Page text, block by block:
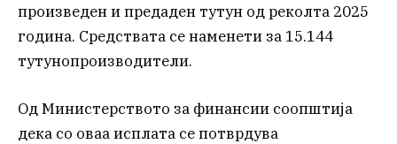
произведен и предаден тутун од реколта 2025
година. Средствата се наменети за 15.144
тутунопроизводители.
Од Министерството за финансии соопштија
дека со оваа исплата се потврдува